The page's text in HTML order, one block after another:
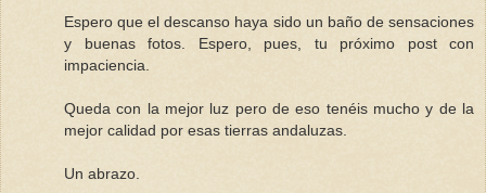
Espero que el descanso haya sido un baño de sensaciones
y buenas fotos. Espero, pues, tu próximo post con
impaciencia.
Queda con la mejor luz pero de eso tenéis mucho y de la
mejor calidad por esas tierras andaluzas.
Un abrazo.